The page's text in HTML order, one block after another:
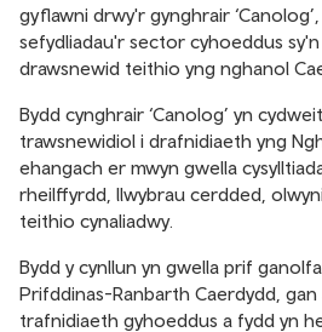
gyflawni drwy'r gynghrair
sefydliadau'r sector cyhoeddus
drawsnewid teithio yng nghanol
Bydd cynghrair ‘Canolog’ yn
trawsnewidiol i drafnidiaeth yng
ehangach er mwyn gwella
rheilffyrdd, llwybrau cerdded,
teithio cynaliadwy.
Bydd y cynllun yn gwella prif
Prifddinas-Ranbarth Caerdydd,
trafnidiaeth gyhoeddus a fydd yn